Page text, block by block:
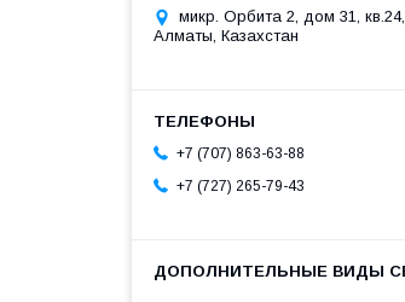
микр. Орбита 2, дом 31, кв.24,
Алматы, Казахстан
+7 (707) 863-63-88
+7 (727) 265-79-43